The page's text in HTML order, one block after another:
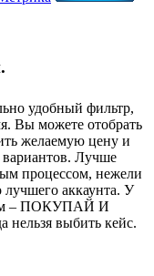
удобный фильтр,
Вы можете отобрать
желаемую цену и
вариантов. Лучше
процессом, нежели
лучшего аккаунта. У
– ПОКУПАЙ И
выбить кейс.